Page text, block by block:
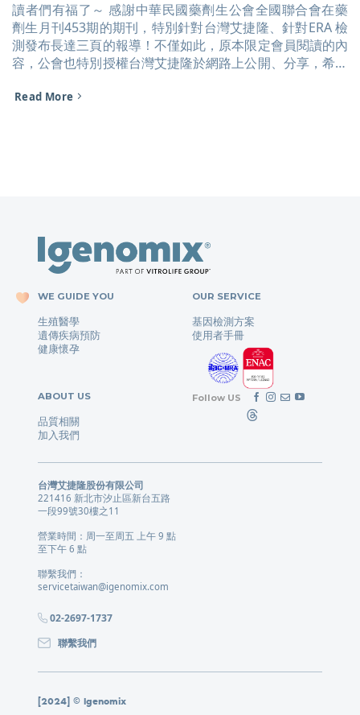
讀者們有福了～ 感謝中華民國藥劑生公會全國聯合會在藥
劑生月刊453期的期刊，特別針對台灣艾捷隆、針對ERA 檢
測發布長達三頁的報導！不僅如此，原本限定會員閱讀的內
容，公會也特別授權台灣艾捷隆於網路上公開、分享，希望
Read More
WE GUIDE YOU
生殖醫學
遺傳疾病預防
健康懷孕
OUR SERVICE
基因檢測方案
使用者手冊
ABOUT US
品質相關
加入我們
Follow US
台灣艾捷隆股份有限公司
221416 新北市汐止區新台五路
一段99號30樓之11
營業時間：周一至周五 上午 9 點
至下午 6 點
聯繫我們：
servicetaiwan@igenomix.com
02-2697-1737
聯繫我們
[2024] © Igenomix